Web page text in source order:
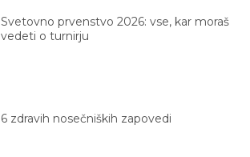
Svetovno prvenstvo 2026: vse, kar moraš
vedeti o turnirju
6 zdravih nosečniških zapovedi